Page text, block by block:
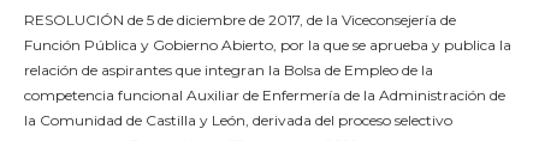
RESOLUCIÓN de 5 de diciembre de 2017, de la Viceconsejería de
Función Pública y Gobierno Abierto, por la que se aprueba y publica la
relación de aspirantes que integran la Bolsa de Empleo de la
competencia funcional Auxiliar de Enfermería de la Administración de
la Comunidad de Castilla y León, derivada del proceso selectivo